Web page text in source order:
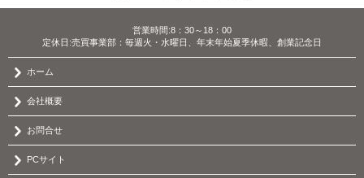
営業時間:8：30～18：00
定休日:売買事業部：毎週火・水曜日、年末年始夏季休暇、創業記念日
ホーム
会社概要
お問合せ
PCサイト